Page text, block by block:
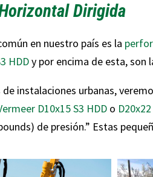
Dirigida
en nuestro país es la
HDDy por encima de esta, son
instalaciones urbanas,
D10x15 S3 HDDo
de presión.” Estas